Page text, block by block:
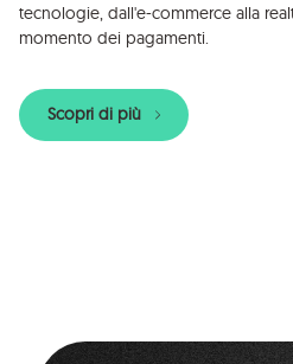
tecnologie, dall'e-commerce alla
momento dei pagamenti.
Scopri di più